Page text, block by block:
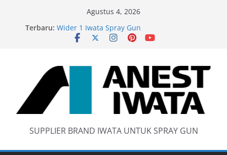
Agustus 4, 2026
Terbaru: Wider 1 Iwata Spray Gun
Anest Iwata W71 C Original
Iwata W 71 New Model ….Last generation…
SUPPLIER BRAND IWATA UNTUK SPRAY GUN